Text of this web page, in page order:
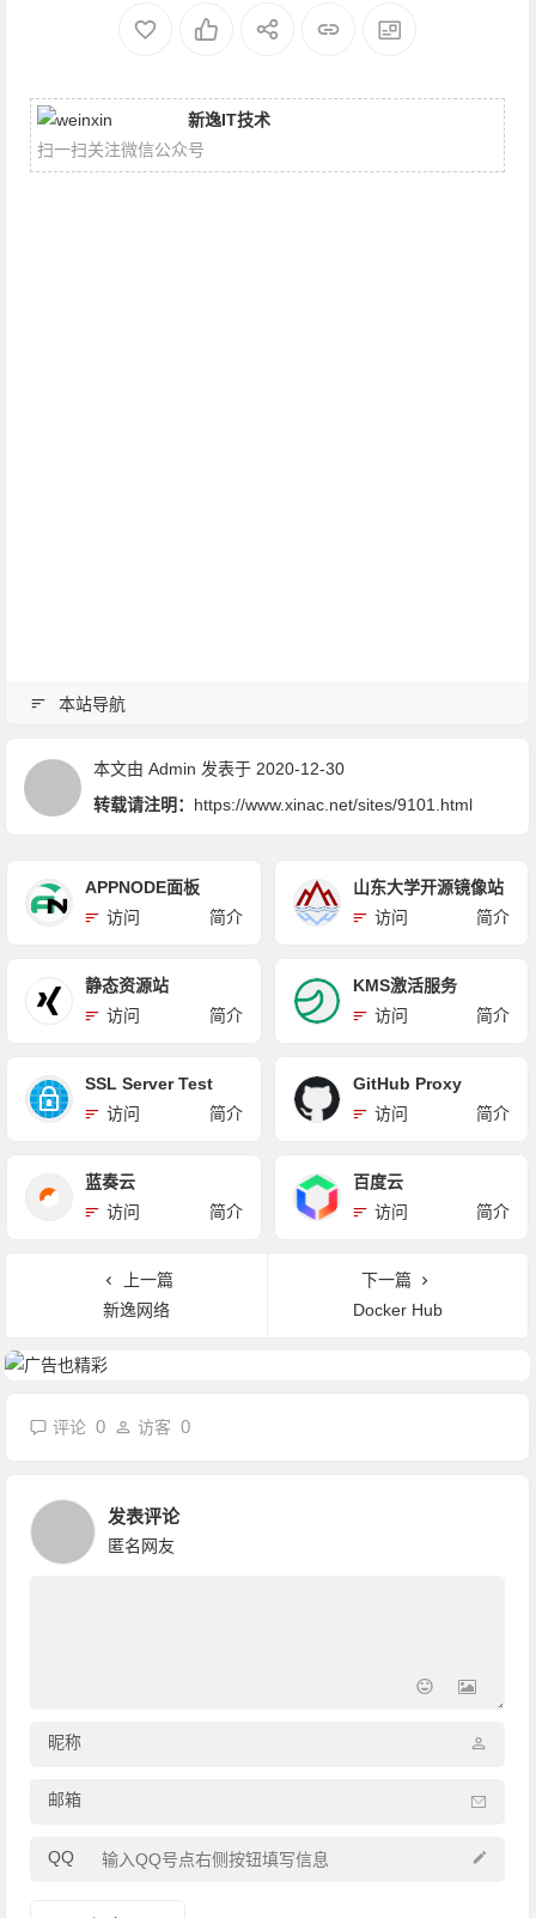
新逸IT技术
扫一扫关注微信公众号
本站导航
本文由Admin 发表于 2020-12-30
转载请注明： https://www.xinac.net/sites/9101.html
APPNODE面板
访问
简介
山东大学开源镜像站
访问
简介
静态资源站
访问
简介
KMS激活服务
访问
简介
SSL Server Test
访问
简介
GitHub Proxy
访问
简介
蓝奏云
访问
简介
百度云
访问
简介
上一篇
新逸网络
下一篇
Docker Hub
评论0 访客0
发表评论
匿名网友
昵称
邮箱
QQ